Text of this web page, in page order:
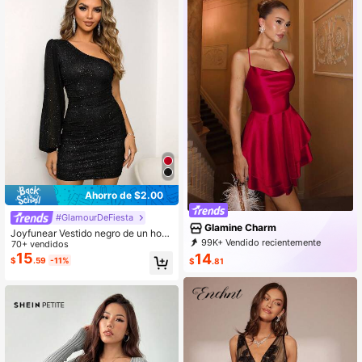
Ahorro de $2.00
#GlamourDeFiesta
Joyfunear Vestido negro de un hom
bro, manga farol, drapeado y ajusta
do, elegante para vacaciones de pri
mavera
70+ vendidos
$15.59 -11%
Glamine Charm
99K+ Vendido recientemente
34K+ Recompra
$14.81